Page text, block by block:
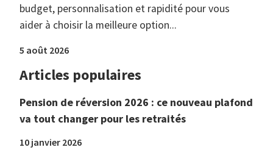
budget, personnalisation et rapidité pour vous
aider à choisir la meilleure option...
5 août 2026
Articles populaires
Pension de réversion 2026 : ce nouveau plafond
va tout changer pour les retraités
10 janvier 2026